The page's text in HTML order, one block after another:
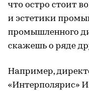
что остро стоит
и эстетики
промышленного
скажешь о ряде
Например,
«Интерполярис»